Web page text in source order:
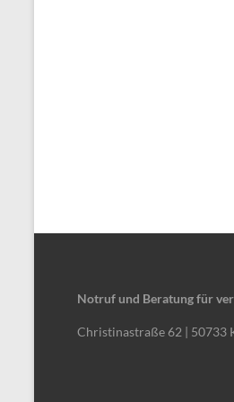
Notruf und Beratung für
Christinastraße 62 | 50733